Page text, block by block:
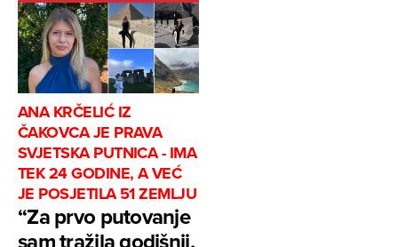
ANA KRČELIĆ IZ
ČAKOVCA JE PRAVA
SVJETSKA PUTNICA - IMA
TEK 24 GODINE, A VEĆ
JE POSJETILA 51 ZEMLJU
“Za prvo putovanje